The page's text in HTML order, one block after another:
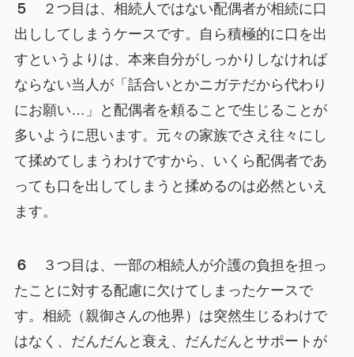
５
２つ目は、相続人ではない配偶者が相続に口
出ししてしまうケースです。自ら積極的に口を出
すというよりは、本来自分がしっかりしなければ
ならない当人が「話合いとかニガテだから代わり
にお願い…」と配偶者を頼ることで生じることが
多いように思います。元々の家族でさえ往々にし
て揉めてしまうわけですから、いくら配偶者であ
っても口を出してしまうと揉めるのは必然といえ
ます。
６
３つ目は、一部の相続人が介護の負担を担っ
たことに対する配慮に欠けてしまったケースで
す。相続（親御さんの他界）は突然生じるわけで
はなく、だんだんと衰え、だんだんとサポートが